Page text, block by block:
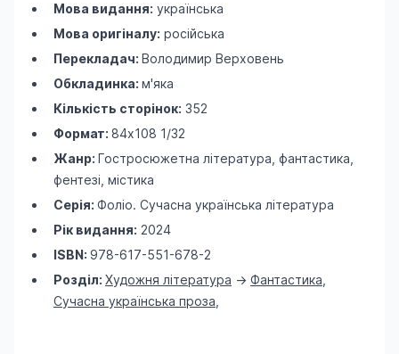
Мова видання: українська
Мова оригіналу: російська
Перекладач: Володимир Верховень
Обкладинка: м'яка
Кількість сторінок: 352
Формат: 84х108 1/32
Жанр: Гостросюжетна література, фантастика,
фентезі, містика
Серія: Фоліо. Сучасна українська література
Рік видання: 2024
ISBN: 978-617-551-678-2
Розділ: Художня література -> Фантастика
Сучасна українська проза